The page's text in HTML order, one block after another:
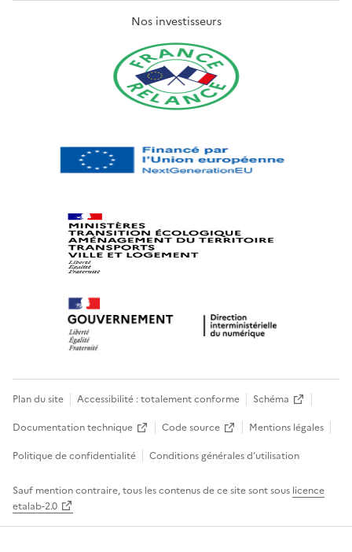
Nos investisseurs
Plan du site Accessibilité : totalement conforme
Schéma
Documentation technique
Code source
Mentions légales
Politique de confidentialité
Conditions générales d’utilisation
Sauf mention contraire, tous les contenus de ce site sont sous licence
etalab-2.0